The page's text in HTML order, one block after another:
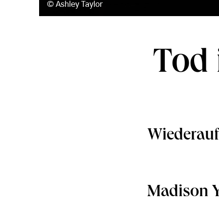
Ashley Taylor
Tod
Madison